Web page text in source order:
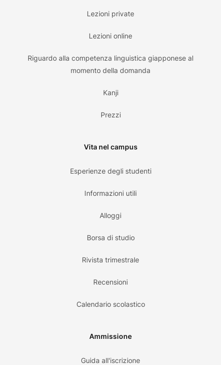
Lezioni private
Lezioni online
Riguardo alla competenza linguistica giapponese al
momento della domanda
Kanji
Prezzi
Vita nel campus
Esperienze degli studenti
Informazioni utili
Alloggi
Borsa di studio
Rivista trimestrale
Recensioni
Calendario scolastico
Ammissione
Guida all'iscrizione